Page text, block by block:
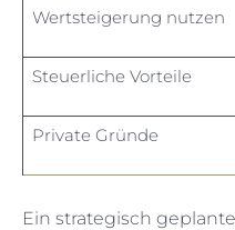
Wertsteigerung nutzen
Steuerliche Vorteile
Private Gründe
Ein strategisch